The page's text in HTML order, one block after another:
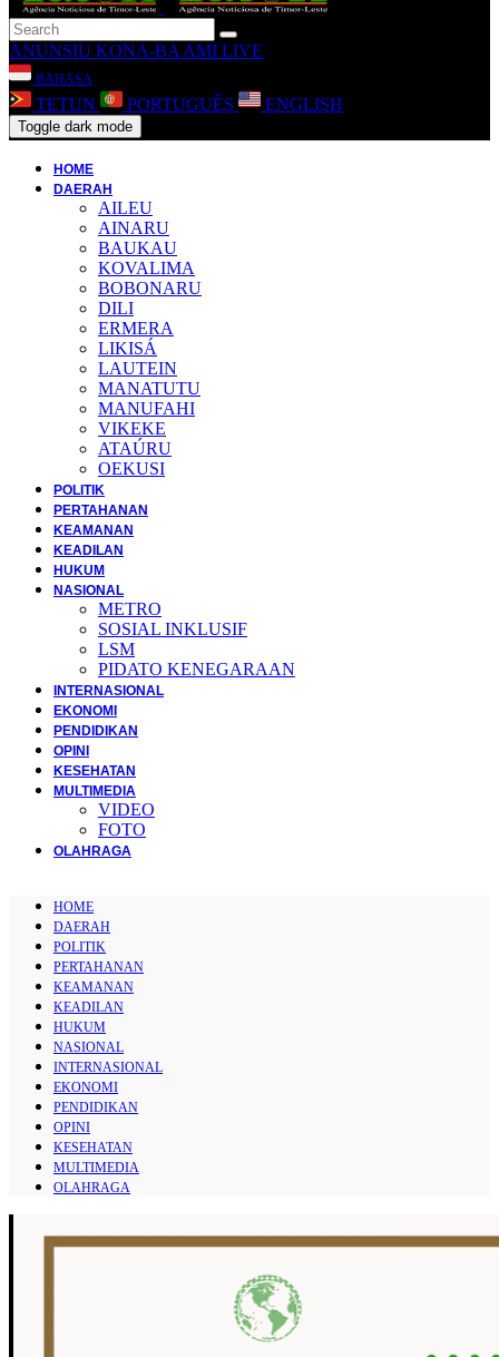
ANUNSIU KONA-BA AMI LIVE
BAHASA
TETUN PORTUGUÊS ENGLISH
Toggle dark mode
HOME
DAERAH
AILEU
AINARU
BAUKAU
KOVALIMA
BOBONARU
DILI
ERMERA
LIKISÁ
LAUTEIN
MANATUTU
MANUFAHI
VIKEKE
ATAÚRU
OEKUSI
POLITIK
PERTAHANAN
KEAMANAN
KEADILAN
HUKUM
NASIONAL
METRO
SOSIAL INKLUSIF
LSM
PIDATO KENEGARAAN
INTERNASIONAL
EKONOMI
PENDIDIKAN
OPINI
KESEHATAN
MULTIMEDIA
VIDEO
FOTO
OLAHRAGA
HOME
DAERAH
POLITIK
PERTAHANAN
KEAMANAN
KEADILAN
HUKUM
NASIONAL
INTERNASIONAL
EKONOMI
PENDIDIKAN
OPINI
KESEHATAN
MULTIMEDIA
OLAHRAGA